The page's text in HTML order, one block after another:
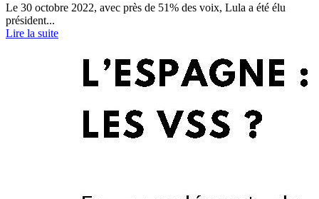
Le 30 octobre 2022, avec près de 51% des voix, Lula a été élu
président...
Lire la suite